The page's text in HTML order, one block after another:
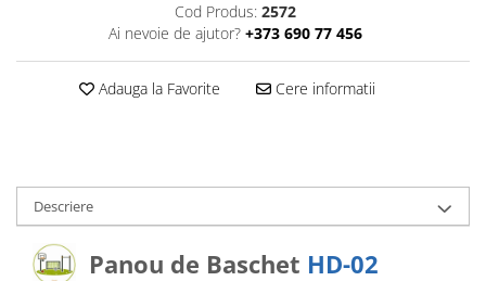
Cod Produs: 2572
Ai nevoie de ajutor? +373 690 77 456
Adauga la Favorite Cere informatii
Descriere
Panou de Baschet HD-02